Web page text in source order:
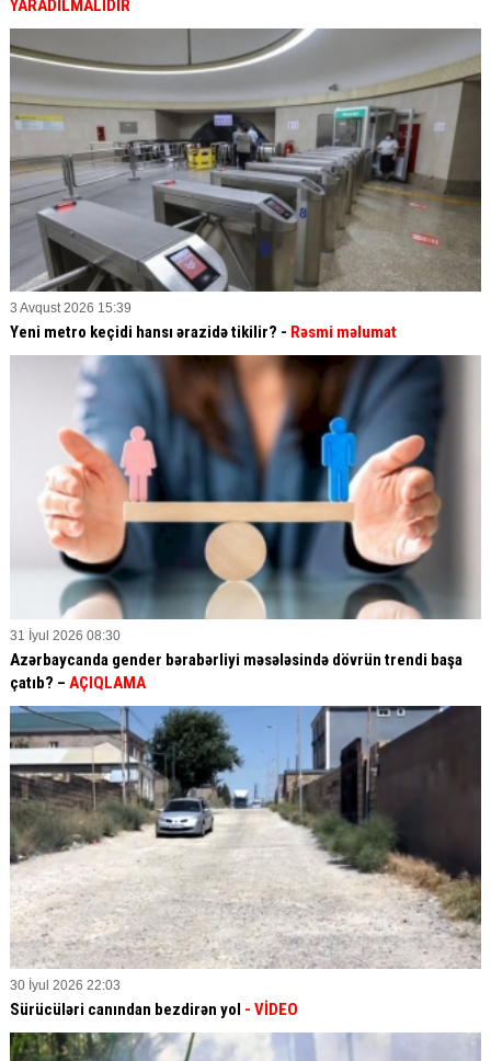
YARADILMALIDIR
3 Avqust 2026 15:39
Yeni metro keçidi hansı ərazidə tikilir? - Rəsmi məlumat
31 İyul 2026 08:30
Azərbaycanda gender bərabərliyi məsələsində dövrün trendi başa
çatıb? – AÇIQLAMA
30 İyul 2026 22:03
Sürücüləri canından bezdirən yol - VİDEO